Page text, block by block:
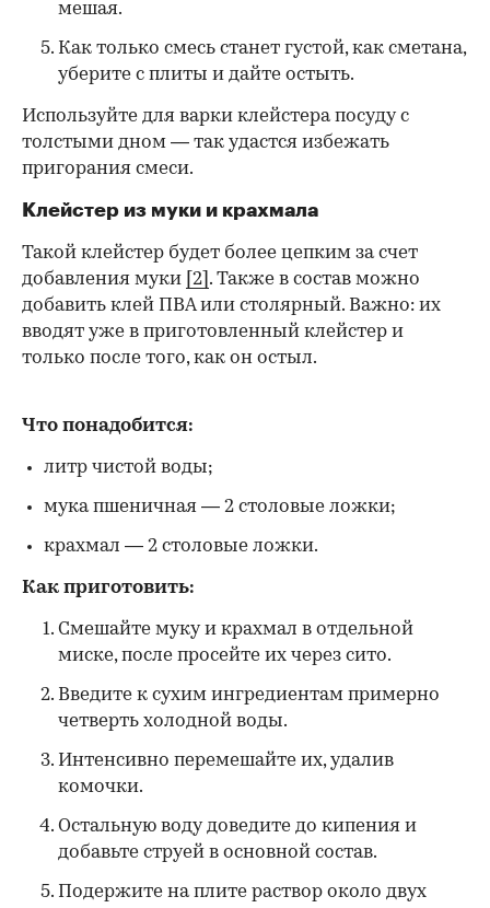
мешая.
Как только смесь станет густой, как сметана,
уберите с плиты и дайте остыть.
Используйте для варки клейстера посуду с
толстыми дном — так удастся избежать
пригорания смеси.
Клейстер из муки и крахмала
Такой клейстер будет более цепким за счет
добавления муки [2] . Также в состав можно
добавить клей ПВА или столярный. Важно: их
вводят уже в приготовленный клейстер и
только после того, как он остыл.
Что понадобится:
литр чистой воды;
мука пшеничная — 2 столовые ложки;
крахмал — 2 столовые ложки.
Как приготовить:
Смешайте муку и крахмал в отдельной
миске, после просейте их через сито.
Введите к сухим ингредиентам примерно
четверть холодной воды.
Интенсивно перемешайте их, удалив
комочки.
Остальную воду доведите до кипения и
добавьте струей в основной состав.
Подержите на плите раствор около двух